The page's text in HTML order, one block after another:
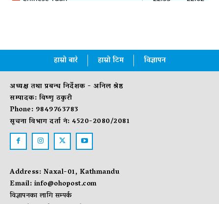
हाम्रो बारे हाम्रो टिम विज्ञापन
अध्यक्ष तथा प्रबन्ध निर्देशक - अनिल श्रेष्ठ
सम्पादक: विष्णु ठकुरी
Phone: 9849763783
सूचना विभाग दर्ता नं: 4520-2080/2081
Address: Naxal-01, Kathmandu
Email:info@ohopost.com
विज्ञापनका लागि सम्पर्क